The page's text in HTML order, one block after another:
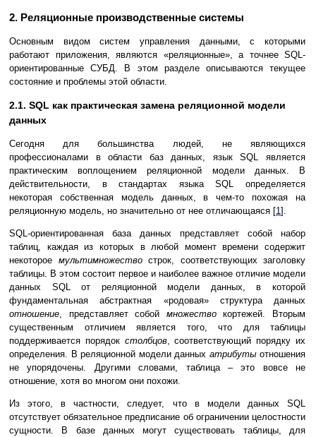
2. Реляционные производственные системы
Основным видом систем управления данными, с которыми
работают приложения, являются «реляционные», а точнее SQL-
ориентированные СУБД. В этом разделе описываются текущее
состояние и проблемы этой области.
2.1. SQL как практическая замена реляционной модели
данных
Сегодня для большинства людей, не являющихся
профессионалами в области баз данных, язык SQL является
практическим воплощением реляционной модели данных. В
действительности, в стандартах языка SQL определяется
некоторая собственная модель данных, в чем-то похожая на
реляционную модель, но значительно от нее отличающаяся [1].
SQL-ориентированная база данных представляет собой набор
таблиц, каждая из которых в любой момент времени содержит
некоторое мультимножествострок, соответствующих заголовку
таблицы. В этом состоит первое и наиболее важное отличие модели
данных SQL от реляционной модели данных, в которой
фундаментальная абстрактная «родовая» структура данных
отношение, представляет собой множествокортежей. Вторым
существенным отличием является того, что для таблицы
поддерживается порядок столбцов, соответствующий порядку их
определения. В реляционной модели данных атрибуты отношения
не упорядочены. Другими словами, таблица – это вовсе не
отношение, хотя во многом они похожи.
Из этого, в частности, следует, что в модели данных SQL
отсутствует обязательное предписание об ограничении целостности
сущности. В базе данных могут существовать таблицы, для